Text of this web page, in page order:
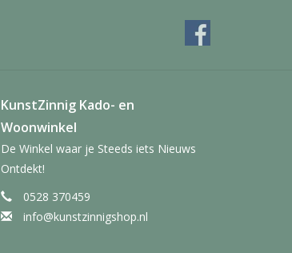
KunstZinnig Kado- en
Woonwinkel
De Winkel waar je Steeds iets Nieuws
Ontdekt!
0528 370459
info@kunstzinnigshop.nl